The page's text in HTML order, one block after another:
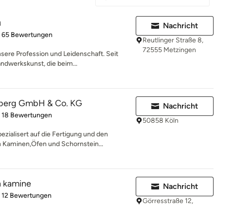
4.9 von 5 Sternen
65 Bewertungen
Profession und Leidenschaft. Seit
die beim...
Nachricht
Reutlinger Straße 8,
72555 Metzingen
GmbH & Co. KG
4.6 von 5 Sternen
18 Bewertungen
auf die Fertigung und den
und Schornstein...
Nachricht
50858 Köln
4.9 von 5 Sternen
12 Bewertungen
Nachricht
Görresstraße 12,